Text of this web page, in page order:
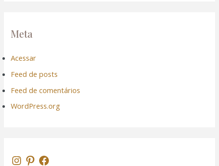
Meta
Acessar
Feed de posts
Feed de comentários
WordPress.org